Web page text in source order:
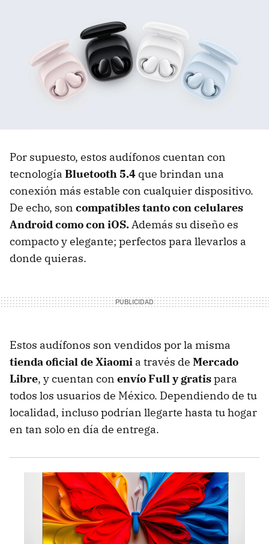
Por supuesto, estos audífonos cuentan con
tecnología Bluetooth 5.4 que brindan una
conexión más estable con cualquier dispositivo.
De echo, son compatibles tanto con celulares
Android como con iOS.Además su diseño es
compacto y elegante; perfectos para llevarlos a
donde quieras.
Estos audífonos son vendidos por la misma
tienda oficial de Xiaomi a través de Mercado
Libre, y cuentan con envío Full y gratispara
todos los usuarios de México. Dependiendo de tu
localidad, incluso podrían llegarte hasta tu hogar
en tan solo en día de entrega.